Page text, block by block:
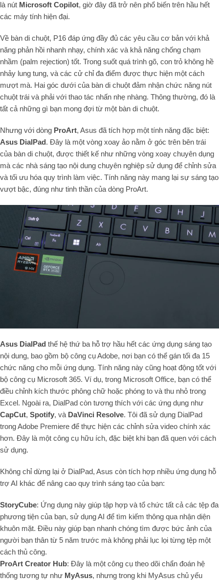
là nút Microsoft Copilot, giờ đây đã trở nên phổ biến trên hầu hết
các máy tính hiện đại.
Về bàn di chuột, P16 đáp ứng đầy đủ các yêu cầu cơ bản với khả
năng phản hồi nhanh nhạy, chính xác và khả năng chống chạm
nhầm (palm rejection) tốt. Trong suốt quá trình gõ, con trỏ không hề
nhảy lung tung, và các cử chỉ đa điểm được thực hiện một cách
mượt mà. Hai góc dưới của bàn di chuột đảm nhận chức năng nút
chuột trái và phải với thao tác nhấn nhẹ nhàng. Thông thường, đó là
tất cả những gì bạn mong đợi từ một bàn di chuột.
Nhưng với dòng ProArt, Asus đã tích hợp một tính năng đặc biệt:
Asus DialPad. Đây là một vòng xoay ảo nằm ở góc trên bên trái
của bàn di chuột, được thiết kế như những vòng xoay chuyên dụng
mà các nhà sáng tạo nội dung chuyên nghiệp sử dụng để chỉnh sửa
và tối ưu hóa quy trình làm việc. Tính năng này mang lại sự sáng tạo
vượt bậc, đúng như tinh thần của dòng ProArt.
Asus DialPad thế hệ thứ ba hỗ trợ hầu hết các ứng dụng sáng tạo
nội dung, bao gồm bộ công cụ Adobe, nơi bạn có thể gán tối đa 15
chức năng cho mỗi ứng dụng. Tính năng này cũng hoạt động tốt với
bộ công cụ Microsoft 365. Ví dụ, trong Microsoft Office, bạn có thể
điều chỉnh kích thước phông chữ hoặc phóng to và thu nhỏ trong
Excel. Ngoài ra, DialPad còn tương thích với các ứng dụng như
CapCut, Spotify, và DaVinci Resolve. Tôi đã sử dụng DialPad
trong Adobe Premiere để thực hiện các chỉnh sửa video chính xác
hơn. Đây là một công cụ hữu ích, đặc biệt khi bạn đã quen với cách
sử dụng.
Không chỉ dừng lại ở DialPad, Asus còn tích hợp nhiều ứng dụng hỗ
trợ AI khác để nâng cao quy trình sáng tạo của bạn:
StoryCube: Ứng dụng này giúp tập hợp và tổ chức tất cả các tệp đa
phương tiện của bạn, sử dụng AI để tìm kiếm thông qua nhận diện
khuôn mặt. Điều này giúp bạn nhanh chóng tìm được bức ảnh của
người bạn thân từ 5 năm trước mà không phải lục lọi từng tệp một
cách thủ công.
ProArt Creator Hub: Đây là một công cụ theo dõi chẩn đoán hệ
thống tương tự như MyAsus, nhưng trong khi MyAsus chủ yếu